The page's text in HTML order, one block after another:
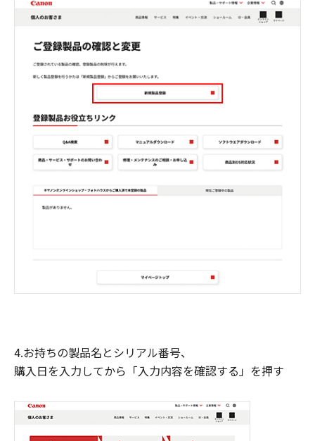
4.お持ちの製品名とシリアル番号、
購入日を入力してから「入力内容を確認する」を押す